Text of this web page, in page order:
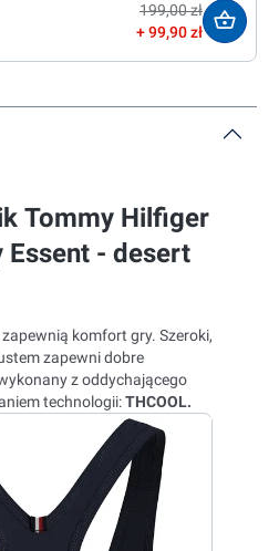
199,00 zł
99,90 zł
Tommy Hilfiger
Essent - desert
komfort gry. Szeroki,
zapewni dobre
z oddychającego
technologii:THCOOL.